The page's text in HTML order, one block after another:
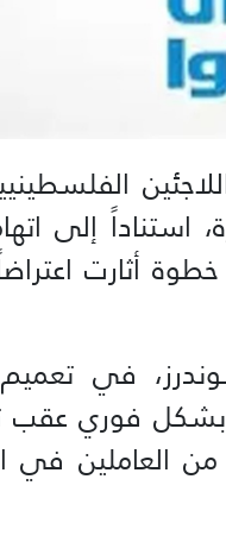
غزة، استناداً إلى
أثارت
في
إنهاء خدمات 70 موظفاً
العاملين في